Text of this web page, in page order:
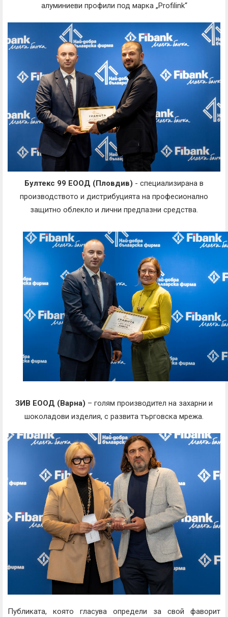
алуминиеви профили под марка „Profilink“
Бултекс 99 ЕООД (Пловдив) - специализирана в
производството и дистрибуцията на професионално
защитно облекло и лични предпазни средства.
ЗИВ ЕООД (Варна) – голям производител на захарни и
шоколадови изделия, с развита търговска мрежа.
Публиката, която гласува определи за свой фаворит